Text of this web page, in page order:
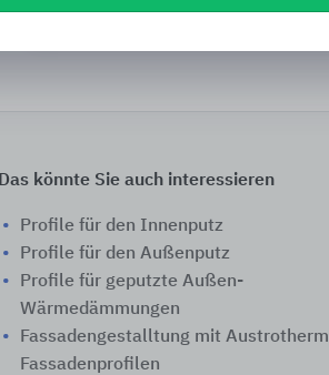
Das könnte Sie auch interessieren
Profile für den Innenputz
Profile für den Außenputz
Profile für geputzte Außen-
Wärmedämmungen
Fassadengestalltung mit Austrotherm
Fassadenprofilen